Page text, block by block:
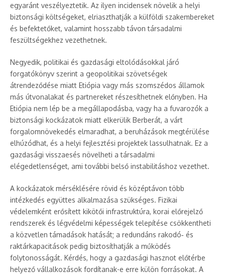
egyaránt veszélyeztetik. Az ilyen incidensek növelik a helyi
biztonsági költségeket, elriaszthatják a külföldi szakembereket
és befektetőket, valamint hosszabb távon társadalmi
feszültségekhez vezethetnek.
Negyedik, politikai és gazdasági eltolódásokkal járó
forgatókönyv szerint a geopolitikai szövetségek
átrendeződése miatt Etiópia vagy más szomszédos államok
más útvonalakat és partnereket részesíthetnek előnyben. Ha
Etiópia nem lép be a megállapodásba, vagy ha a fuvarozók a
biztonsági kockázatok miatt elkerülik Berberát, a várt
forgalomnövekedés elmaradhat, a beruházások megtérülése
elhúzódhat, és a helyi fejlesztési projektek lassulhatnak. Ez a
gazdasági visszaesés növelheti a társadalmi
elégedetlenséget, ami további belső instabilitáshoz vezethet.
A kockázatok mérséklésére rövid és középtávon több
intézkedés együttes alkalmazása szükséges. Fizikai
védelemként erősített kikötői infrastruktúra, korai előrejelző
rendszerek és légvédelmi képességek telepítése csökkentheti
a közvetlen támadások hatását; a redundáns rakodó‑ és
raktárkapacitások pedig biztosíthatják a működés
folytonosságát. Kérdés, hogy a gazdasági hasznot előtérbe
helyező vállalkozások fordítanak-e erre külön forrásokat. A